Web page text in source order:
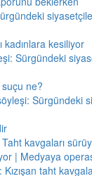
kadınlara kesiliyor
Sürgündeki
ne?
Sürgündeki
kavgaları
| Medyaya
taht